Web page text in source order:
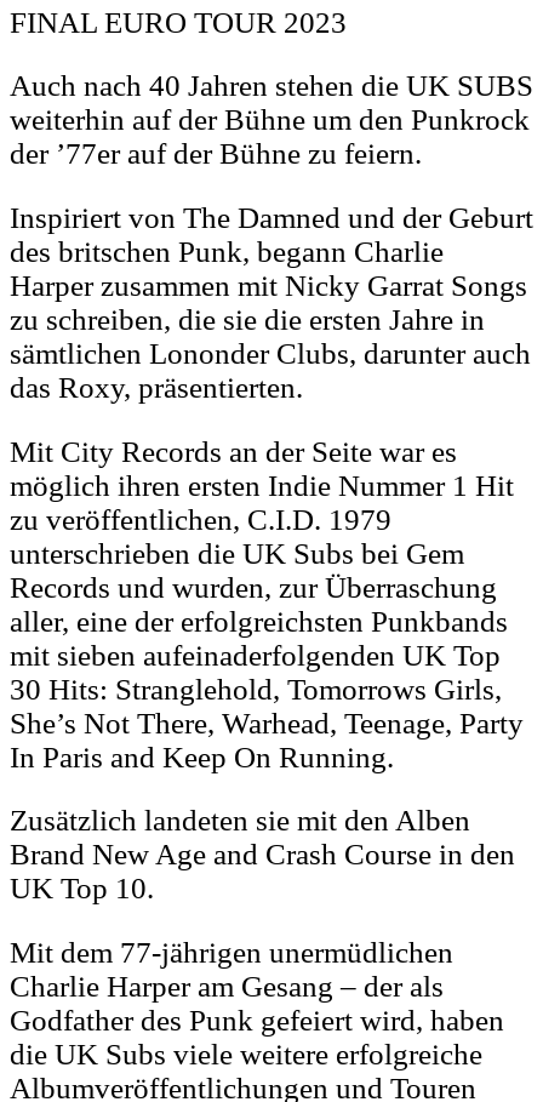
FINAL EURO TOUR 2023
Auch nach 40 Jahren stehen die UK SUBS
weiterhin auf der Bühne um den Punkrock
der ’77er auf der Bühne zu feiern.
Inspiriert von The Damned und der Geburt
des britschen Punk, begann Charlie
Harper zusammen mit Nicky Garrat Songs
zu schreiben, die sie die ersten Jahre in
sämtlichen Lononder Clubs, darunter auch
das Roxy, präsentierten.
Mit City Records an der Seite war es
möglich ihren ersten Indie Nummer 1 Hit
zu veröffentlichen, C.I.D. 1979
unterschrieben die UK Subs bei Gem
Records und wurden, zur Überraschung
aller, eine der erfolgreichsten Punkbands
mit sieben aufeinaderfolgenden UK Top
30 Hits: Stranglehold, Tomorrows Girls,
She’s Not There, Warhead, Teenage, Party
In Paris and Keep On Running.
Zusätzlich landeten sie mit den Alben
Brand New Age and Crash Course in den
UK Top 10.
Mit dem 77-jährigen unermüdlichen
Charlie Harper am Gesang – der als
Godfather des Punk gefeiert wird, haben
die UK Subs viele weitere erfolgreiche
Albumveröffentlichungen und Touren